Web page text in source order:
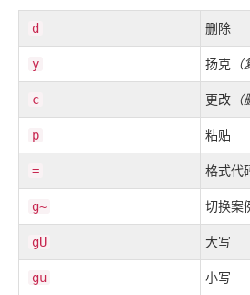
d 删除
y 扬克
c 更改
p 粘贴
= 格式代
g~ 切换案
gU 大写
gu 小写